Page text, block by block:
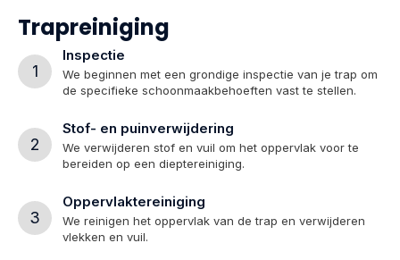
Trapreiniging
1
Inspectie
We beginnen met een grondige inspectie van je trap om
de specifieke schoonmaakbehoeften vast te stellen.
2
Stof- en puinverwijdering
We verwijderen stof en vuil om het oppervlak voor te
bereiden op een dieptereiniging.
3
Oppervlaktereiniging
We reinigen het oppervlak van de trap en verwijderen
vlekken en vuil.